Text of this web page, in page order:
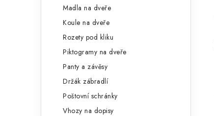
Madla na dveře
Koule na dveře
Rozety pod kliku
Piktogramy na dveře
Panty a závěsy
Držák zábradlí
Poštovní schránky
Vhozy na dopisy